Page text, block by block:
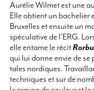
Aurélie Wilmet est une
Elle obtient un bachelier
Bruxelles et ensuite un
spéculative de l’ERG.
elle entame le récit
qui lui donne envie de
tales nordiques.
techniques et sur de